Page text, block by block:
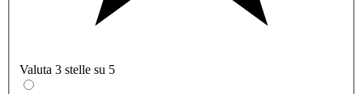
Valuta 3 stelle su 5